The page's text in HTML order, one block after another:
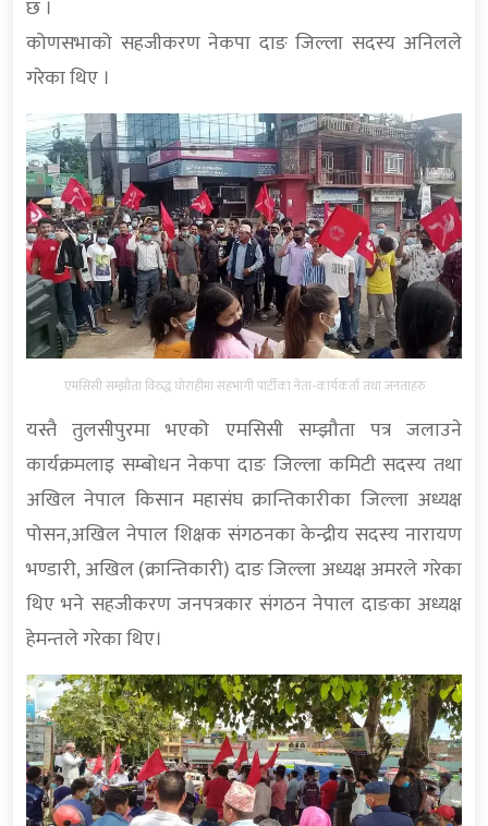
छ ।
कोणसभाको सहजीकरण नेकपा दाङ जिल्ला सदस्य अनिलले
गरेका थिए ।
एमसिसी सम्झौता विरुद्ध घोराहीमा सहभागी पार्टीका नेता-कार्यकर्ता तथा जनताहरु
यस्तै तुलसीपुरमा भएको एमसिसी सम्झौता पत्र जलाउने
कार्यक्रमलाइ सम्बोधन नेकपा दाङ जिल्ला कमिटी सदस्य तथा
अखिल नेपाल किसान महासंघ क्रान्तिकारीका जिल्ला अध्यक्ष
पोसन,अखिल नेपाल शिक्षक संगठनका केन्द्रीय सदस्य नारायण
भण्डारी, अखिल (क्रान्तिकारी) दाङ जिल्ला अध्यक्ष अमरले गरेका
थिए भने सहजीकरण जनपत्रकार संगठन नेपाल दाङका अध्यक्ष
हेमन्तले गरेका थिए।